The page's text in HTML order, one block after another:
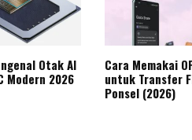
Otak AI
Modern 2026
Cara Memakai
untuk Transfer
Ponsel (2026)